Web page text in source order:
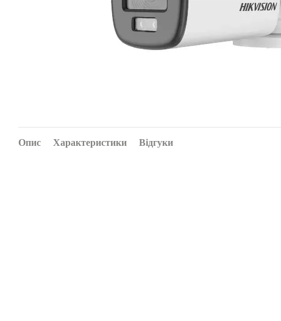
Опис Характеристики Відгуки